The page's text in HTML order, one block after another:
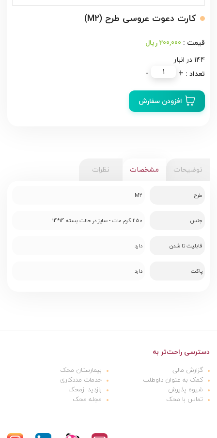
کارت دعوت عروسی طرح (M2)
200,000 ریال
144 در انبار
عروسی
طرح
- +
افزودن سفارش
توضیحات مشخصات نظرات
طرح M2
جنس 250 گرم مات - سایز در حالت بسته 14*14
قابلیت تا شدن دارد
پاکت دارد
دسترسی راحت‌تر به
گزارش مالی
بیمارستان محک
کمک به عنوان داوطلب
خدمات مددکاری
شیوه پذیرش
بازدید ازمحک
تماس با محک
مجله محک